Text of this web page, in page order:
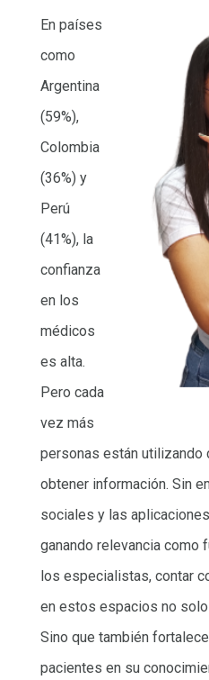
En países
como
Argentina
(59%),
Colombia
(36%) y
Perú
(41%), la
confianza
en los
médicos
es alta.
Pero cada
vez más
personas están utilizando
obtener información. Sin
sociales y las
ganando relevancia como
los especialistas, contar
en estos espacios no
Sino que también
pacientes en su